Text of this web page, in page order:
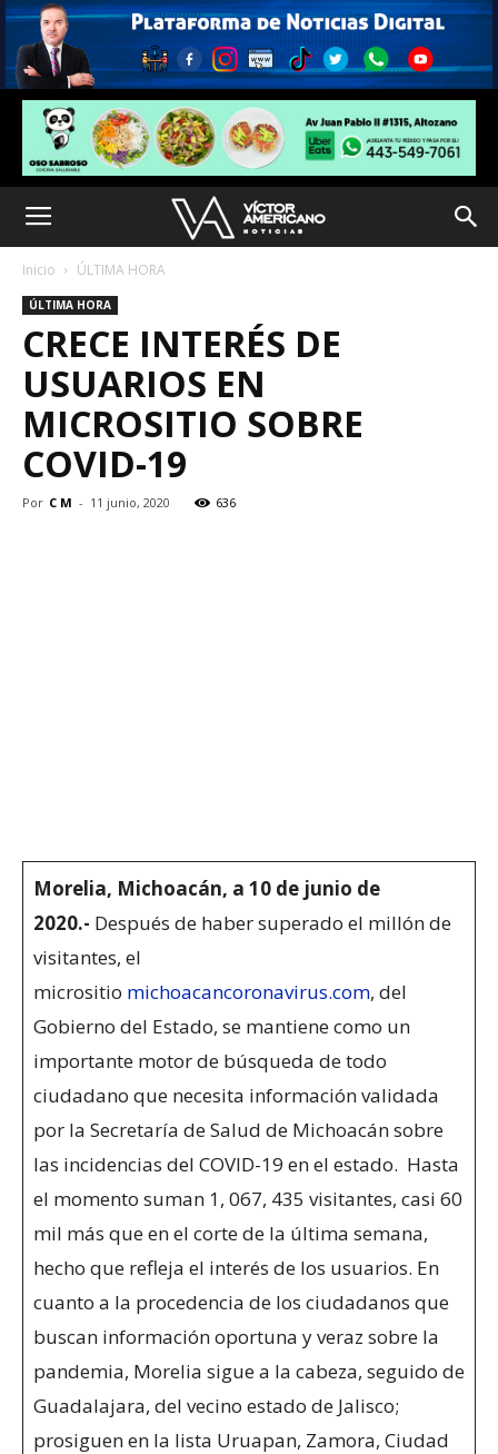
Inicio ÚLTIMA HORA
ÚLTIMA HORA
CRECE INTERÉS DE
USUARIOS EN
MICROSITIO SOBRE
COVID-19
Por C M - 11 junio, 2020 636
Morelia, Michoacán, a 10 de junio de
2020.- Después de haber superado el millón de
visitantes, el
micrositio michoacancoronavirus.com, del
Gobierno del Estado, se mantiene como un
importante motor de búsqueda de todo
ciudadano que necesita información validada
por la Secretaría de Salud de Michoacán sobre
las incidencias del COVID-19 en el estado. Hasta
el momento suman 1, 067, 435 visitantes, casi 60
mil más que en el corte de la última semana,
hecho que refleja el interés de los usuarios. En
cuanto a la procedencia de los ciudadanos que
buscan información oportuna y veraz sobre la
pandemia, Morelia sigue a la cabeza, seguido de
Guadalajara, del vecino estado de Jalisco;
prosiguen en la lista Uruapan, Zamora, Ciudad